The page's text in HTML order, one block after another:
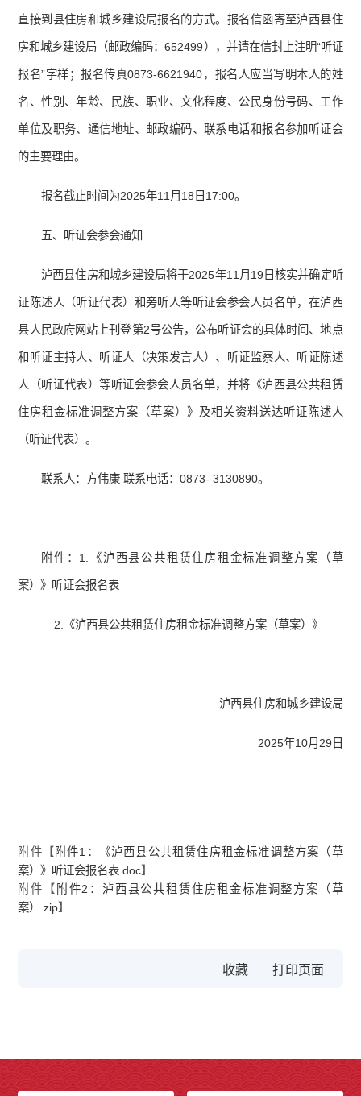
直接到县住房和城乡建设局报名的方式。报名信函寄至泸西县住
房和城乡建设局（邮政编码：652499），并请在信封上注明“听证
报名”字样；报名传真0873-6621940，报名人应当写明本人的姓
名、性别、年龄、民族、职业、文化程度、公民身份号码、工作
单位及职务、通信地址、邮政编码、联系电话和报名参加听证会
的主要理由。
报名截止时间为2025年11月18日17:00。
五、听证会参会通知
泸西县住房和城乡建设局将于2025年11月19日核实并确定听
证陈述人（听证代表）和旁听人等听证会参会人员名单，在泸西
县人民政府网站上刊登第2号公告，公布听证会的具体时间、地点
和听证主持人、听证人（决策发言人）、听证监察人、听证陈述
人（听证代表）等听证会参会人员名单，并将《泸西县公共租赁
住房租金标准调整方案（草案）》及相关资料送达听证陈述人
（听证代表）。
联系人：方伟康 联系电话：0873- 3130890。
附件：1.《泸西县公共租赁住房租金标准调整方案（草
案）》听证会报名表
2.《泸西县公共租赁住房租金标准调整方案（草案）》
泸西县住房和城乡建设局
2025年10月29日
附件【 附件1：《泸西县公共租赁住房租金标准调整方案（草
案）》听证会报名表.doc】
附件【 附件2：泸西县公共租赁住房租金标准调整方案（草
案）.zip】
收藏